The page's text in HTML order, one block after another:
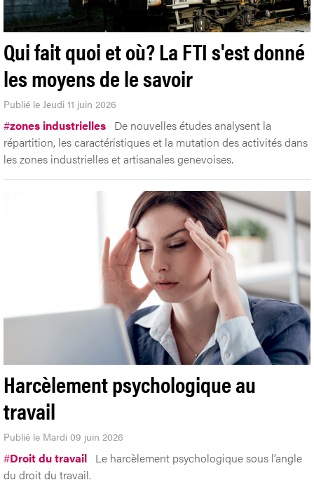
Qui fait quoi et où? La FTI s'est donné
les moyens de le savoir
Publié le Jeudi 11 juin 2026
#zones industrielles De nouvelles études analysent la
répartition, les caractéristiques et la mutation des activités dans
les zones industrielles et artisanales genevoises.
Harcèlement psychologique au
travail
Publié le Mardi 09 juin 2026
#Droit du travail Le harcèlement psychologique sous l’angle
du droit du travail.